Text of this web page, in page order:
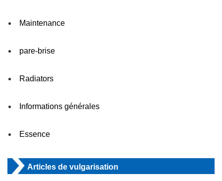
Maintenance
pare-brise
Radiators
Informations générales
Essence
Articles de vulgarisation